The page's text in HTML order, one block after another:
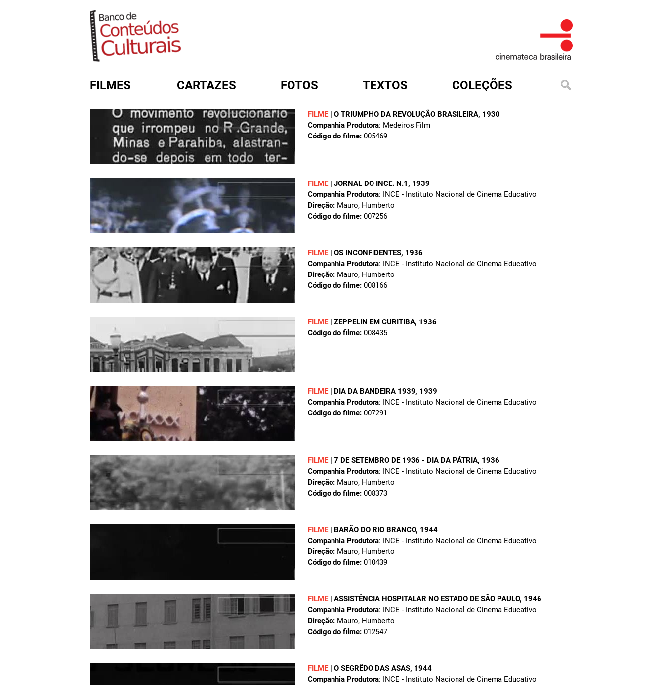
FILMES CARTAZES FOTOS TEXTOS COLEÇÕES
FILME | O TRIUMPHO DA REVOLUÇÃO BRASILEIRA, 1930
Companhia Produtora: Medeiros Film
Código do filme: 005469
FILME | JORNAL DO INCE. N.1 , 1939
Companhia Produtora: INCE - Instituto Nacional de Cinema Educativo
Direção: Mauro, Humberto
Código do filme: 007256
FILME | OS INCONFIDENTES, 1936
Companhia Produtora: INCE - Instituto Nacional de Cinema Educativo
Direção: Mauro, Humberto
Código do filme: 008166
FILME | ZEPPELIN EM CURITIBA, 1936
Código do filme: 008435
FILME | DIA DA BANDEIRA 1939, 1939
Companhia Produtora: INCE - Instituto Nacional de Cinema Educativo
Código do filme: 007291
FILME | 7 DE SETEMBRO DE 1936 - DIA DA PÁTRIA, 1936
Companhia Produtora: INCE - Instituto Nacional de Cinema Educativo
Direção: Mauro, Humberto
Código do filme: 008373
FILME | BARÃO DO RIO BRANCO, 1944
Companhia Produtora: INCE - Instituto Nacional de Cinema Educativo
Direção: Mauro, Humberto
Código do filme: 010439
FILME | ASSISTÊNCIA HOSPITALAR NO ESTADO DE SÃO PAULO, 1946
Companhia Produtora: INCE - Instituto Nacional de Cinema Educativo
Direção: Mauro, Humberto
Código do filme: 012547
FILME | O SEGRÊDO DAS ASAS, 1944
Companhia Produtora: INCE - Instituto Nacional de Cinema Educativo
FORMULÁRIO DE BUSCA